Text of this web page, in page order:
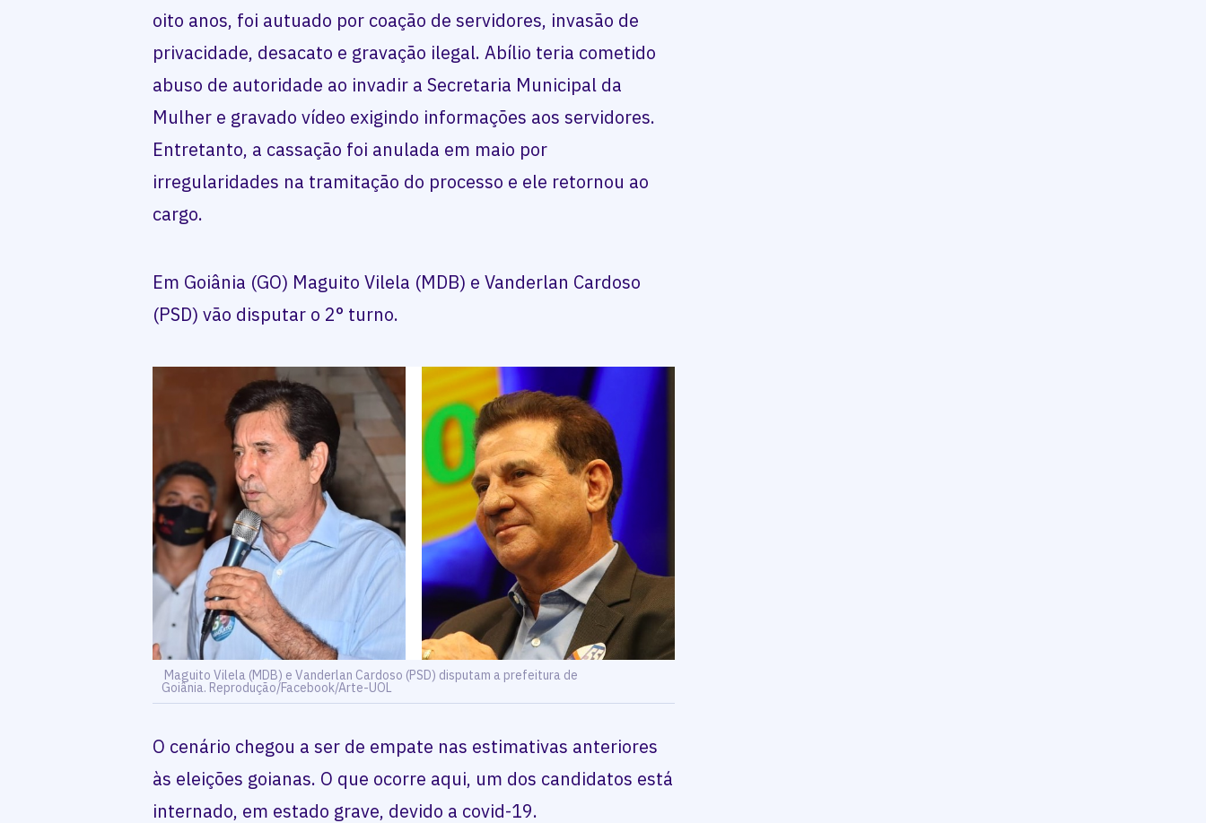
oito anos, foi autuado por coação de servidores, invasão de
privacidade, desacato e gravação ilegal. Abílio teria cometido
abuso de autoridade ao invadir a Secretaria Municipal da
Mulher e gravado vídeo exigindo informações aos servidores.
Entretanto, a cassação foi anulada em maio por
irregularidades na tramitação do processo e ele retornou ao
cargo.
Em Goiânia (GO) Maguito Vilela (MDB) e Vanderlan Cardoso
(PSD) vão disputar o 2° turno.
Maguito Vilela (MDB) e Vanderlan Cardoso (PSD) disputam a prefeitura de
Goiânia. Reprodução/Facebook/Arte-UOL
O cenário chegou a ser de empate nas estimativas anteriores
às eleições goianas. O que ocorre aqui, um dos candidatos está
internado, em estado grave, devido a covid-19.